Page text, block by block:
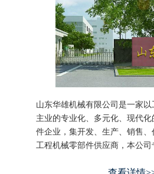
山东华雄机械有限公司是一家
主业的专业化、多元化、现代
件企业，集开发、生产、销售
工程机械零部件供应商，本公司